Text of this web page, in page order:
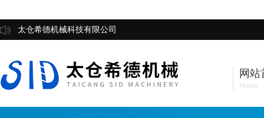
太仓希德机械科技有限公司
网站
Home